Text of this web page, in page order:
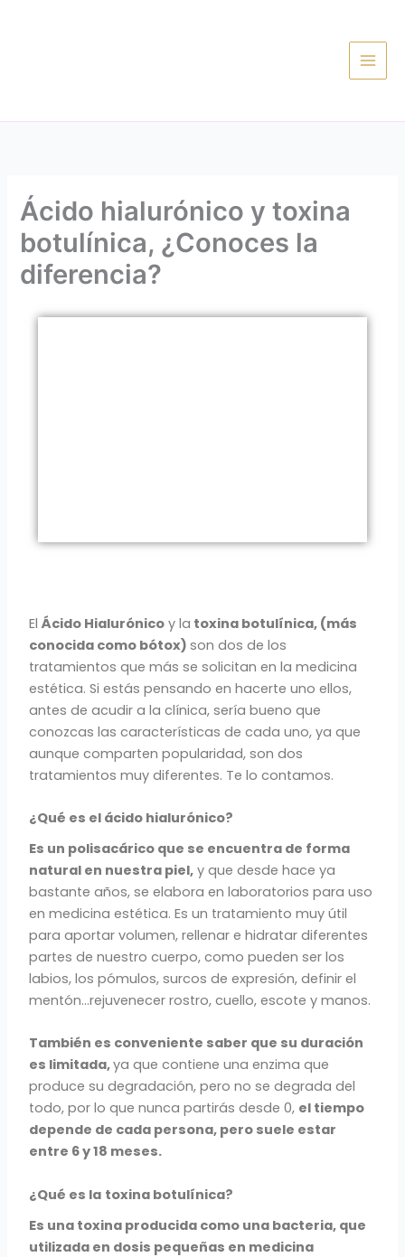
Ácido hialurónico y toxina
botulínica, ¿Conoces la
diferencia?
El Ácido Hialurónico y la toxina botulínica, (más
conocida como bótox)son dos de los
tratamientos que más se solicitan en la medicina
estética. Si estás pensando en hacerte uno ellos,
antes de acudir a la clínica, sería bueno que
conozcas las características de cada uno, ya que
aunque comparten popularidad, son dos
tratamientos muy diferentes. Te lo contamos.
¿Qué es el ácido hialurónico?
Es un polisacárico que se encuentra de forma
natural en nuestra piel, y que desde hace ya
bastante años, se elabora en laboratorios para uso
en medicina estética. Es un tratamiento muy útil
para aportar volumen, rellenar e hidratar diferentes
partes de nuestro cuerpo, como pueden ser los
labios, los pómulos, surcos de expresión, definir el
mentón…rejuvenecer rostro, cuello, escote y manos.
También es conveniente saber que su duración
es limitada,ya que contiene una enzima que
produce su degradación, pero no se degrada del
todo, por lo que nunca partirás desde 0, el tiempo
depende de cada persona, pero suele estar
entre 6 y 18 meses.
¿Qué es la toxina botulínica?
Es una toxina producida como una bacteria, que
utilizada en dosis pequeñas en medicina